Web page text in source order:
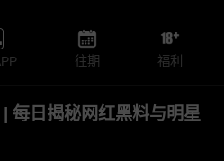
往期 福利
每日揭秘网红黑料与明星